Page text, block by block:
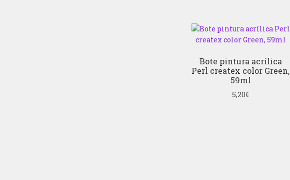
Bote pintura acrílica
Perl createx color Green,
59ml
5,20€